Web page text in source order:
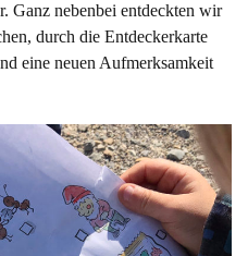
Ganz nebenbei entdeckten wir
durch die Entdeckerkarte
eine neuen Aufmerksamkeit